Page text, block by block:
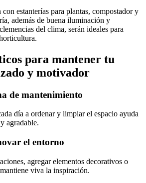
estanterías para plantas, compostador y
además de buena iluminación y
del clima, serán ideales para
para mantener tu
y motivador
de mantenimiento
día a ordenar y limpiar el espacio ayuda
agradable.
el entorno
agregar elementos decorativos o
viva la inspiración.